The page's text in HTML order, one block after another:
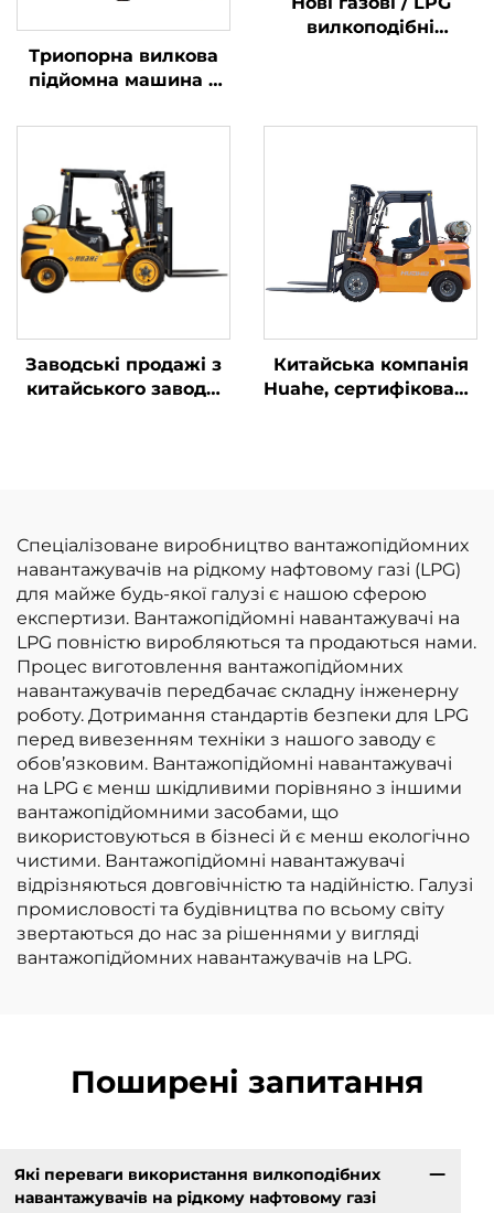
Триопорна вилкова
підйомна машина з
вагою 1,0 тонни,
розумною ціною
вилкоподібні
доступними цінами
Заводські продажі з
китайського заводу:
вантажопідйомністю
3 т за конкурентною
ціною
Китайська компанія
Huahe, сертифікована
зрідженому
нафтовому газі
вантажопідйомністю
3,5 т
Спеціалізоване виробництво вантажопідйомних
навантажувачів на рідкому нафтовому газі (LPG)
для майже будь-якої галузі є нашою сферою
експертизи. Вантажопідйомні навантажувачі на
LPG повністю виробляються та продаються нами.
Процес виготовлення вантажопідйомних
навантажувачів передбачає складну інженерну
роботу. Дотримання стандартів безпеки для LPG
перед вивезенням техніки з нашого заводу є
обов’язковим. Вантажопідйомні навантажувачі
на LPG є менш шкідливими порівняно з іншими
вантажопідйомними засобами, що
використовуються в бізнесі й є менш екологічно
чистими. Вантажопідйомні навантажувачі
відрізняються довговічністю та надійністю. Галузі
промисловості та будівництва по всьому світу
звертаються до нас за рішеннями у вигляді
вантажопідйомних навантажувачів на LPG.
Поширені запитання
Які переваги використання вилкоподібних
навантажувачів на рідкому нафтовому газі